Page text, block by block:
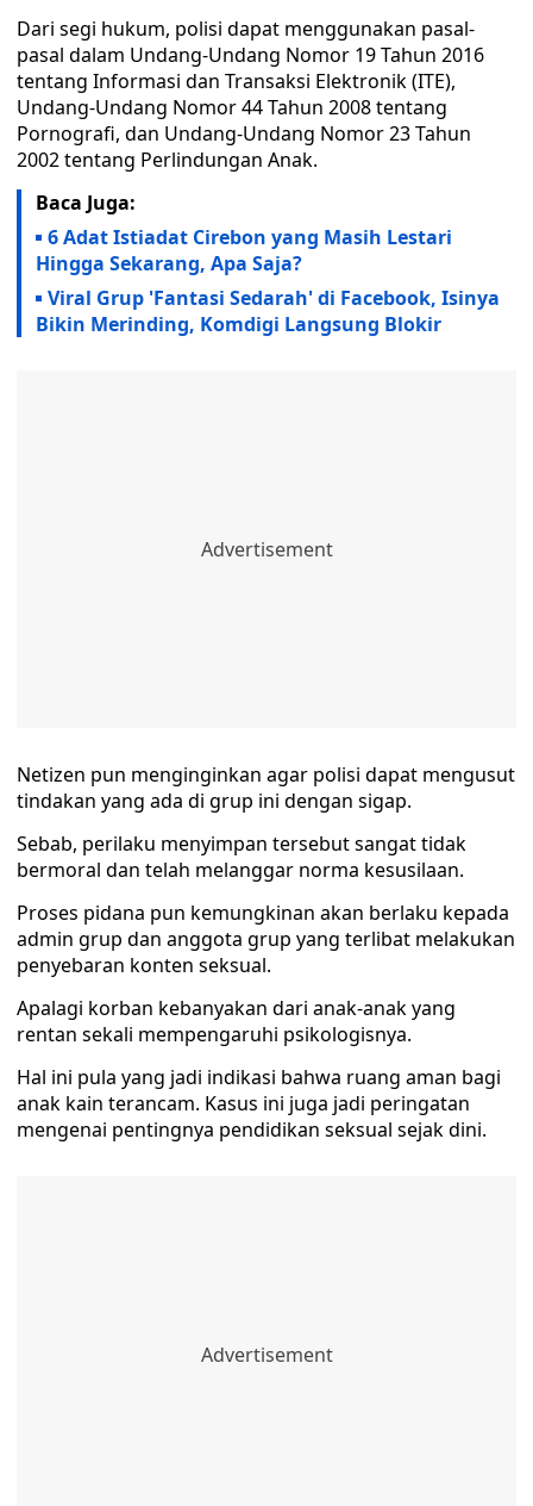
Dari segi hukum, polisi dapat menggunakan pasal-
pasal dalam Undang-Undang Nomor 19 Tahun 2016
tentang Informasi dan Transaksi Elektronik (ITE),
Undang-Undang Nomor 44 Tahun 2008 tentang
Pornografi, dan Undang-Undang Nomor 23 Tahun
2002 tentang Perlindungan Anak.
Baca Juga:
6 Adat Istiadat Cirebon yang Masih Lestari
Hingga Sekarang, Apa Saja?
Viral Grup 'Fantasi Sedarah' di Facebook, Isinya
Bikin Merinding, Komdigi Langsung Blokir
Netizen pun menginginkan agar polisi dapat mengusut
tindakan yang ada di grup ini dengan sigap.
Sebab, perilaku menyimpan tersebut sangat tidak
bermoral dan telah melanggar norma kesusilaan.
Proses pidana pun kemungkinan akan berlaku kepada
admin grup dan anggota grup yang terlibat melakukan
penyebaran konten seksual.
Apalagi korban kebanyakan dari anak-anak yang
rentan sekali mempengaruhi psikologisnya.
Hal ini pula yang jadi indikasi bahwa ruang aman bagi
anak kain terancam. Kasus ini juga jadi peringatan
mengenai pentingnya pendidikan seksual sejak dini.